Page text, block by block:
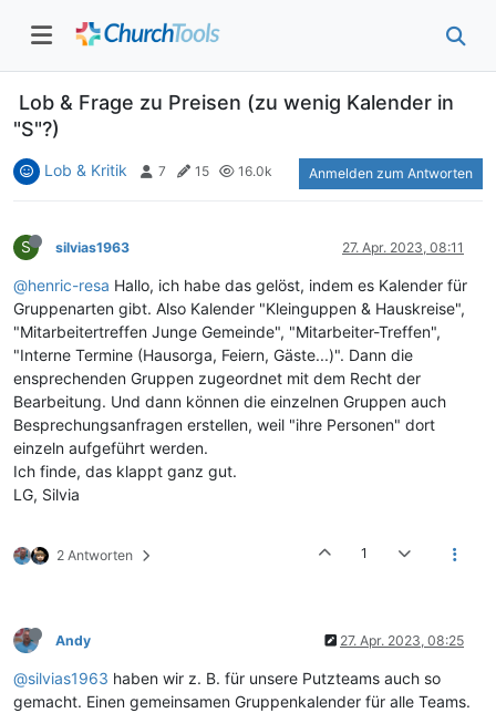
Lob & Frage zu Preisen (zu wenig Kalender in
"S"?)
Lob & Kritik 7 15 16.0k Anmelden zum Antworten
S silvias1963 27. Apr. 2023, 08:11
@henric-resa Hallo, ich habe das gelöst, indem es Kalender für
Gruppenarten gibt. Also Kalender "Kleinguppen & Hauskreise",
"Mitarbeitertreffen Junge Gemeinde", "Mitarbeiter-Treffen",
"Interne Termine (Hausorga, Feiern, Gäste...)". Dann die
ensprechenden Gruppen zugeordnet mit dem Recht der
Bearbeitung. Und dann können die einzelnen Gruppen auch
Besprechungsanfragen erstellen, weil "ihre Personen" dort
einzeln aufgeführt werden.
Ich finde, das klappt ganz gut.
LG, Silvia
2 Antworten 1
Andy 27. Apr. 2023, 08:25
@silvias1963 haben wir z. B. für unsere Putzteams auch so
gemacht. Einen gemeinsamen Gruppenkalender für alle Teams.